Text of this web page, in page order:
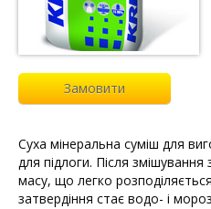
Замовити
Суха мінеральна суміш для
для підлоги. Після
масу, що легко
затвердіння стає водо- і